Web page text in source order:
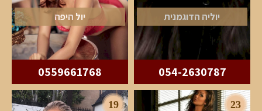
יוליה הדוגמנית
054-2630787
יול היפה
0559661768
23
19